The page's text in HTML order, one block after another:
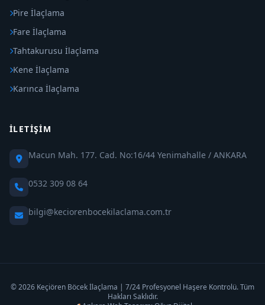
Pire İlaçlama
Fare İlaçlama
Tahtakurusu İlaçlama
Kene İlaçlama
Karınca İlaçlama
İLETIŞIM
Macun Mah. 177. Cad. No:16/44 Yenimahalle / ANKARA
0532 309 08 64
bilgi@keciorenbocekilaclama.com.tr
© 2026 Keçiören Böcek İlaçlama | 7/24 Profesyonel Haşere Kontrolü. Tüm
Hakları Saklıdır.